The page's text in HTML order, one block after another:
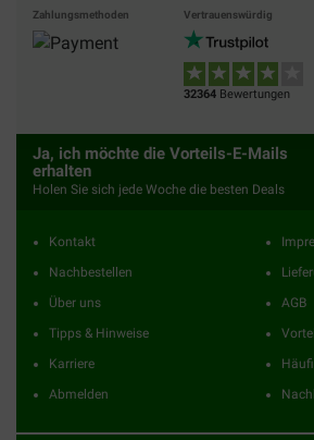
Zahlungsmethoden Vertrauenswürdig
32364 Bewertungen
Ja, ich möchte die Vorteils-E-Mails
erhalten
Holen Sie sich jede Woche die besten Deals
Kontakt
Nachbestellen
Über uns
Tipps & Hinweise
Karriere
Abmelden
AGB